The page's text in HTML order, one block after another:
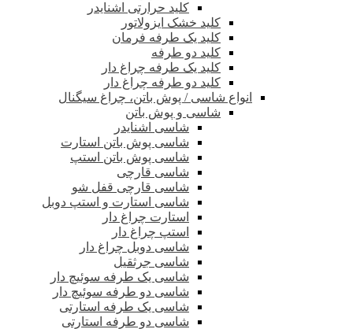
کلید حرارتی اشنایدر
کلید خشک ایزولاتور
کلید یک طرفه فرمان
کلید دو طرفه
کلید یک طرفه چراغ دار
کلید دو طرفه چراغ دار
انواع شاسی / پوش باتن، چراغ سیگنال
شاسی و پوش باتن
شاسی اشنایدر
شاسی پوش باتن استارت
شاسی پوش باتن استپ
شاسی قارچی
شاسی قارچی قفل شو
شاسی استارت و استپ دوبل
استارت چراغ دار
استپ چراغ دار
شاسی دوبل چراغ دار
شاسی جرثقیل
شاسی یک طرفه سوئیچ دار
شاسی دو طرفه سوئیچ دار
شاسی یک طرفه استارتی
شاسی دو طرفه استارتی